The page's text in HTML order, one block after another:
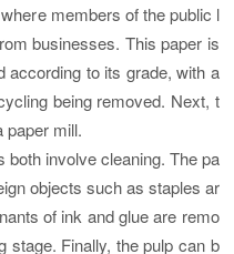
members of the public l
businesses. This paper is
according to its grade, with a
being removed. Next, t
paper mill.
involve cleaning. The pa
objects such as staples ar
of ink and glue are remo
stage. Finally, the pulp can b